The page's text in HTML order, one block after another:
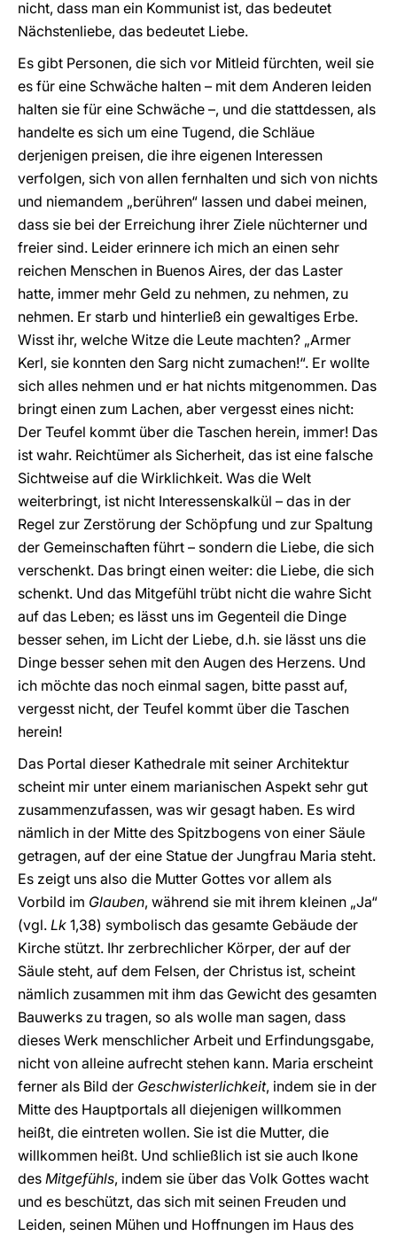
nicht, dass man ein Kommunist ist, das bedeutet
Nächstenliebe, das bedeutet Liebe.
Es gibt Personen, die sich vor Mitleid fürchten, weil sie
es für eine Schwäche halten – mit dem Anderen leiden
halten sie für eine Schwäche –, und die stattdessen, als
handelte es sich um eine Tugend, die Schläue
derjenigen preisen, die ihre eigenen Interessen
verfolgen, sich von allen fernhalten und sich von nichts
und niemandem „berühren“ lassen und dabei meinen,
dass sie bei der Erreichung ihrer Ziele nüchterner und
freier sind. Leider erinnere ich mich an einen sehr
reichen Menschen in Buenos Aires, der das Laster
hatte, immer mehr Geld zu nehmen, zu nehmen, zu
nehmen. Er starb und hinterließ ein gewaltiges Erbe.
Wisst ihr, welche Witze die Leute machten? „Armer
Kerl, sie konnten den Sarg nicht zumachen!“. Er wollte
sich alles nehmen und er hat nichts mitgenommen. Das
bringt einen zum Lachen, aber vergesst eines nicht:
Der Teufel kommt über die Taschen herein, immer! Das
ist wahr. Reichtümer als Sicherheit, das ist eine falsche
Sichtweise auf die Wirklichkeit. Was die Welt
weiterbringt, ist nicht Interessenskalkül – das in der
Regel zur Zerstörung der Schöpfung und zur Spaltung
der Gemeinschaften führt – sondern die Liebe, die sich
verschenkt. Das bringt einen weiter: die Liebe, die sich
schenkt. Und das Mitgefühl trübt nicht die wahre Sicht
auf das Leben; es lässt uns im Gegenteil die Dinge
besser sehen, im Licht der Liebe, d.h. sie lässt uns die
Dinge besser sehen mit den Augen des Herzens. Und
ich möchte das noch einmal sagen, bitte passt auf,
vergesst nicht, der Teufel kommt über die Taschen
herein!
Das Portal dieser Kathedrale mit seiner Architektur
scheint mir unter einem marianischen Aspekt sehr gut
zusammenzufassen, was wir gesagt haben. Es wird
nämlich in der Mitte des Spitzbogens von einer Säule
getragen, auf der eine Statue der Jungfrau Maria steht.
Es zeigt uns also die Mutter Gottes vor allem als
Vorbild im Glauben, während sie mit ihrem kleinen „Ja“
(vgl. Lk 1,38) symbolisch das gesamte Gebäude der
Kirche stützt. Ihr zerbrechlicher Körper, der auf der
Säule steht, auf dem Felsen, der Christus ist, scheint
nämlich zusammen mit ihm das Gewicht des gesamten
Bauwerks zu tragen, so als wolle man sagen, dass
dieses Werk menschlicher Arbeit und Erfindungsgabe,
nicht von alleine aufrecht stehen kann. Maria erscheint
ferner als Bild der Geschwisterlichkeit, indem sie in der
Mitte des Hauptportals all diejenigen willkommen
heißt, die eintreten wollen. Sie ist die Mutter, die
willkommen heißt. Und schließlich ist sie auch Ikone
des Mitgefühls, indem sie über das Volk Gottes wacht
und es beschützt, das sich mit seinen Freuden und
Leiden, seinen Mühen und Hoffnungen im Haus des